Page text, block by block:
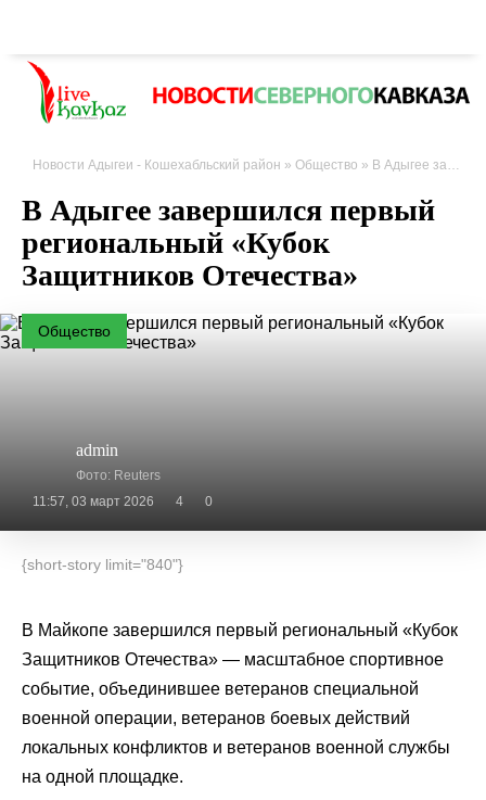
Новости Адыгеи - Кошехабльский район » Общество » В Адыгее завершился первый региональный «Кубок Защитников Отечества»
В Адыгее завершился первый
региональный «Кубок
Защитников Отечества»
Общество
admin
Фото: Reuters
11:57, 03 март 2026
4 0
{short-story limit="840"}
В Майкопе завершился первый региональный «Кубок
Защитников Отечества» — масштабное спортивное
событие, объединившее ветеранов специальной
военной операции, ветеранов боевых действий
локальных конфликтов и ветеранов военной службы
на одной площадке.